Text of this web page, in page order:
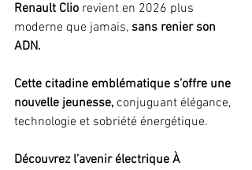
Renault Clio revient en 2026 plus
moderne que jamais, sans renier son
ADN.
Cette citadine emblématique s’offre une
nouvelle jeunesse, conjuguant élégance,
technologie et sobriété énergétique.
Découvrez l’avenir électrique À